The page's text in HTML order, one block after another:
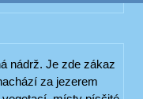
nádrž. Je zde zákaz
za jezerem